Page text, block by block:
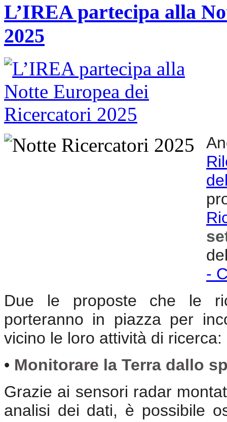
L’IREA partecipa alla
2025
-
Due le proposte che le
porteranno in piazza per
vicino le loro attività di ricerca:
• Monitorare la Terra dallo
Grazie ai sensori radar
analisi dei dati, è possibile